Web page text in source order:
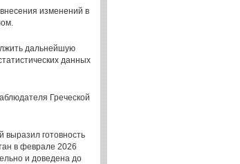
изменений в
дальнейшую
данных
Греческой
выразил готовность
в феврале 2026
и доведена до